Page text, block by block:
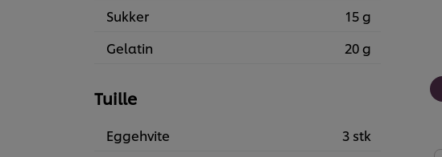
Sukker
15 g
Gelatin
20 g
Tuille
Eggehvite
3 stk